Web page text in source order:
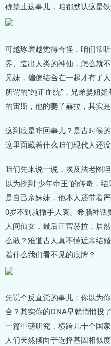
确禁止这事儿，咱都默认这是
可越琢磨越觉得奇怪，咱们常
界、造出人类的神仙，怎么就
兄妹，偏偏结合在一起才有了
所谓的“纯正血统”，兄弟娶姐
的宙斯，他的妻子赫拉，其实
这到底是咋回事儿？是古时候
这里面藏着什么咱们现代人还
咱们先来说一说，埃及法老图
以为挖到“少年帝王”的传奇，
是自己亲妹妹，他本人还带着
0岁不到就撒手人寰。希腊神话
人间仙女，最后正宫赫拉，居
么敢？难道古人真不懂近亲结
着什么我们看不见的底牌？
先说个反直觉的事儿：你以为
合？其实你的DNA早就悄悄投
一篇重磅研究，横跨几十个国
人们天然倾向于选择基因相似